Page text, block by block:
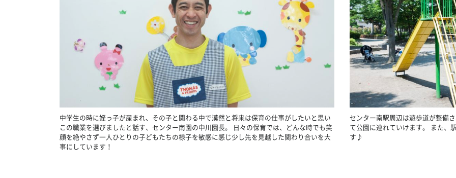
中学生の時に姪っ子が産まれ、その子と関わる中で漠然と将来は保育の仕事がしたいと思い
この職業を選びましたと話す、センター南園の中川園長。 日々の保育では、どんな時でも笑
顔を絶やさず一人ひとりの子どもたちの様子を敏感に感じ少し先を見越した関わり合いを大
事にしています！
センター南駅周辺は遊歩道が整備
て公園に連れていけます。 また、
す♪